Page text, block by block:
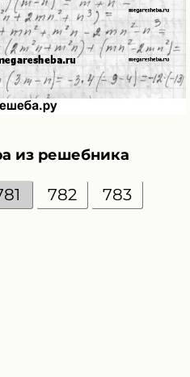
из решебника
782 783